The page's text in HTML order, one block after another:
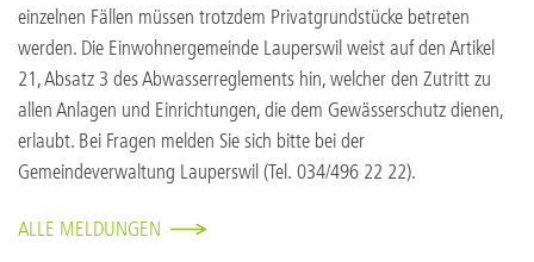
einzelnen Fällen müssen trotzdem Privatgrundstücke betreten
werden. Die Einwohnergemeinde Lauperswil weist auf den Artikel
21, Absatz 3 des Abwasserreglements hin, welcher den Zutritt zu
allen Anlagen und Einrichtungen, die dem Gewässerschutz dienen,
erlaubt. Bei Fragen melden Sie sich bitte bei der
Gemeindeverwaltung Lauperswil (Tel. 034/496 22 22).
ALLE MELDUNGEN